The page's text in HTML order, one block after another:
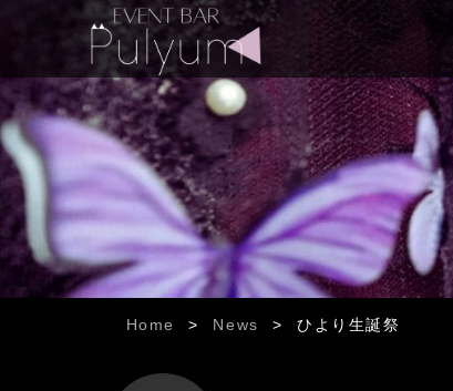
Home > News > ひより生誕祭